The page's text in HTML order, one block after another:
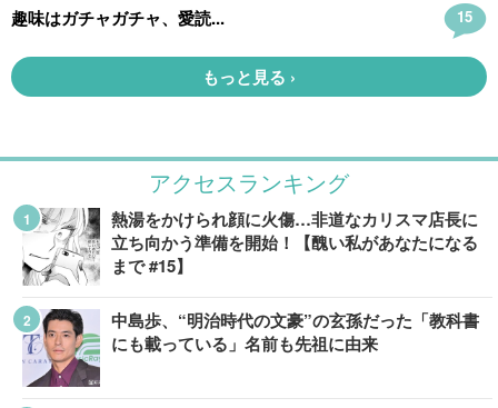
アクセスランキング
熱湯をかけられ顔に火傷…非道なカリスマ店長に
立ち向かう準備を開始！【醜い私があなたになる
まで #15】
中島歩、“明治時代の文豪”の玄孫だった「教科書
にも載っている」名前も先祖に由来